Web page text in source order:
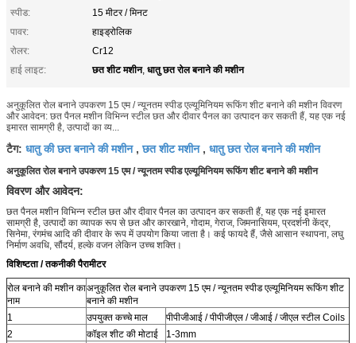
स्पीड:
15 मीटर / मिनट
पावर:
हाइड्रोलिक
रोलर:
Cr12
हाई लाइट:
छत शीट मशीन, धातु छत रोल बनाने की मशीन
अनुकूलित रोल बनाने उपकरण 15 एम / न्यूनतम स्पीड एल्यूमिनियम रूफिंग शीट बनाने की मशीन विवरण
और आवेदन: छत पैनल मशीन विभिन्न स्टील छत और दीवार पैनल का उत्पादन कर सकती हैं, यह एक नई
इमारत सामग्री है, उत्पादों का व्य...
टैग: धातु की छत बनाने की मशीन,छत शीट मशीन, धातु छत रोल बनाने की मशीन
अनुकूलित रोल बनाने उपकरण 15 एम / न्यूनतम स्पीड एल्यूमिनियम रूफिंग शीट बनाने की मशीन
विवरण और आवेदन:
छत पैनल मशीन विभिन्न स्टील छत और दीवार पैनल का उत्पादन कर सकती हैं, यह एक नई इमारत
सामग्री है, उत्पादों का व्यापक रूप से छत और कारखाने, गोदाम, गेराज, जिमनासियम, प्रदर्शनी केंद्र,
सिनेमा, रंगमंच आदि की दीवार के रूप में उपयोग किया जाता है। कई फायदे हैं, जैसे आसान स्थापना, लघु
निर्माण अवधि, सौंदर्य, हल्के वजन लेकिन उच्च शक्ति।
विशिष्टता / तकनीकी पैरामीटर
रोल बनाने की मशीन का
नाम
अनुकूलित रोल बनाने उपकरण 15 एम / न्यूनतम स्पीड एल्यूमिनियम रूफिंग शीट
बनाने की मशीन
1
उपयुक्त कच्चे माल
पीपीजीआई / पीपीजीएल / जीआई / जीएल स्टील Coils
2
कॉइल शीट की मोटाई
1-3mm